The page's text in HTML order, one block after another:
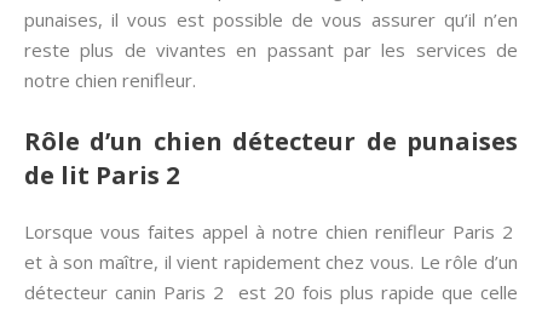
punaises, il vous est possible de vous assurer qu’il n’en
reste plus de vivantes en passant par les services de
notre chien renifleur.
Rôle d’un chien détecteur de punaises
de lit Paris 2
Lorsque vous faites appel à notre chien renifleur Paris 2
et à son maître, il vient rapidement chez vous. Le rôle d’un
détecteur canin Paris 2 est 20 fois plus rapide que celle